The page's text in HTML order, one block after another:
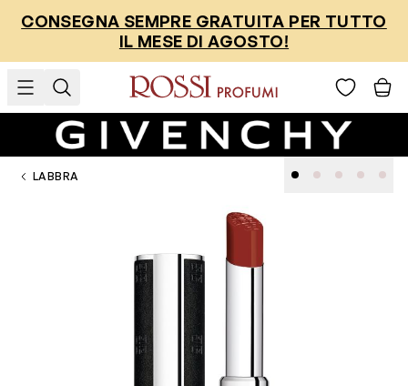
CONSEGNA SEMPRE GRATUITA PER TUTTO
IL MESE DI AGOSTO!
LABBRA